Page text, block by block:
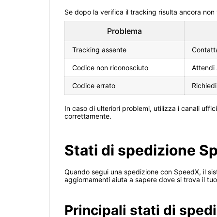
Se dopo la verifica il tracking risulta ancora
Problema
Tracking assente
Codice non riconosciuto Attendi
Codice errato
In caso di ulteriori problemi, utilizza i canali
correttamente.
Stati di spedizione
Quando segui una spedizione con SpeedX, il
aggiornamenti aiuta a sapere dove si trova il
Principali stati di